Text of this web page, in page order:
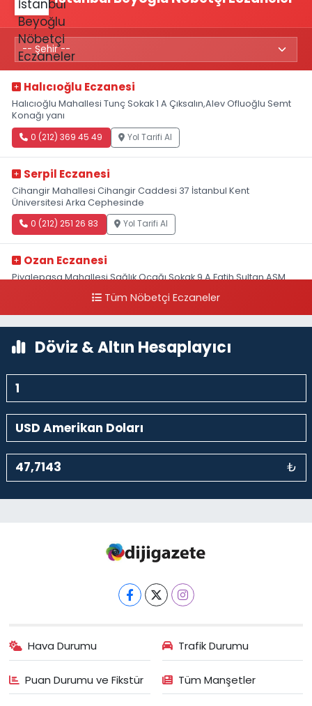
Halıcıoğlu Eczanesi
Halıcıoğlu Mahallesi Tunç Sokak 1 A Çıksalın,Alev Ofluoğlu Semt
Konağı yanı
0 (212) 369 45 49 Yol Tarifi Al
Serpil Eczanesi
Cihangir Mahallesi Cihangir Caddesi 37 İstanbul Kent
Üniversitesi Arka Cephesinde
0 (212) 251 26 83 Yol Tarifi Al
Ozan Eczanesi
Piyalepaşa Mahallesi Sağlık Ocağı Sokak 9 A Fatih Sultan ASM
Tüm Nöbetçi Eczaneler
Döviz & Altın Hesaplayıcı
₺
Hava Durumu Trafik Durumu
Puan Durumu ve Fikstür Tüm Manşetler